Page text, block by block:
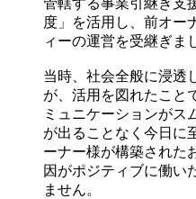
管轄する事業引継ぎ支
度」を活用し、前オー
ィーの運営を受継ぎま
当時、社会全般に浸透
が、活用を図れたこと
ミュニケーションがス
が出ることなく今日に
ーナー様が構築された
因がポジティブに働い
ません。